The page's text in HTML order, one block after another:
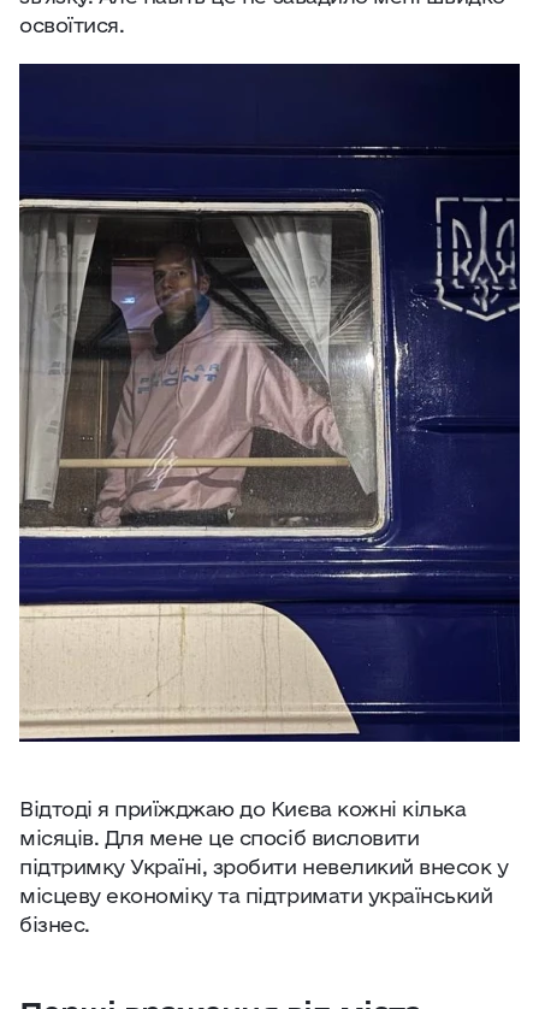
освоїтися.
Відтоді я приїжджаю до Києва кожні кілька
місяців. Для мене це спосіб висловити
підтримку Україні, зробити невеликий внесок у
місцеву економіку та підтримати український
бізнес.